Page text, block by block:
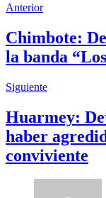
Anterior
Chimbote:
la banda
Siguiente
Huarmey:
haber
conviviente